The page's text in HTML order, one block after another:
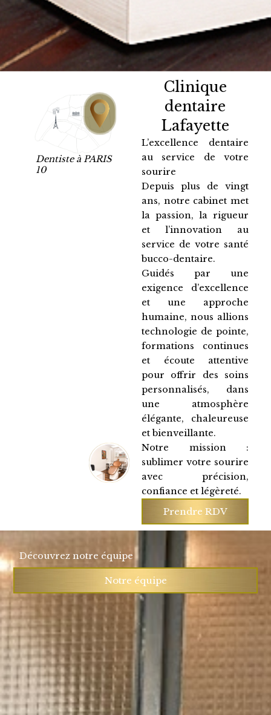
Dentiste à PARIS
10
Clinique
dentaire
Lafayette
L’excellence dentaire
au service de votre
sourire
Depuis plus de vingt
ans, notre cabinet met
la passion, la rigueur
et l’innovation au
service de votre santé
bucco-dentaire.
Guidés par une
exigence d’excellence
et une approche
humaine, nous allions
technologie de pointe,
formations continues
et écoute attentive
pour offrir des soins
personnalisés, dans
une atmosphère
élégante, chaleureuse
et bienveillante.
Notre mission :
sublimer votre sourire
avec précision,
confiance et légèreté.
Prendre RDV
Découvrez notre équipe
Notre équipe